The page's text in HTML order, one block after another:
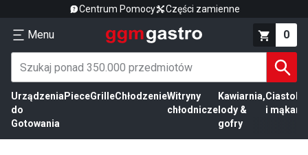
Centrum Pomocy Części zamienne
Menu 0
Urządzenia
do
Gotowania
PieceGrilleChłodzenieWitryny
chłodnicze
Kawiarnia,
lody &
gofry
Ciasto
i mąka